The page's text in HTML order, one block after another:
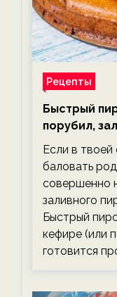
Рецепты
Быстрый
порубил,
тревожась
Если в твоей
баловать
совершенно
заливного
Быстрый
кефире (или
готовится